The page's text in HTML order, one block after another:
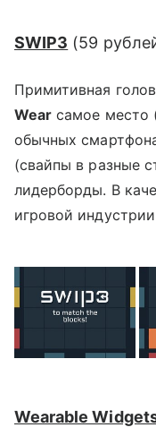
SWIP3 (59
Примитивная
Wear самое место
обычных
(свайпы в разные
лидерборды. В
игровой
Wearable